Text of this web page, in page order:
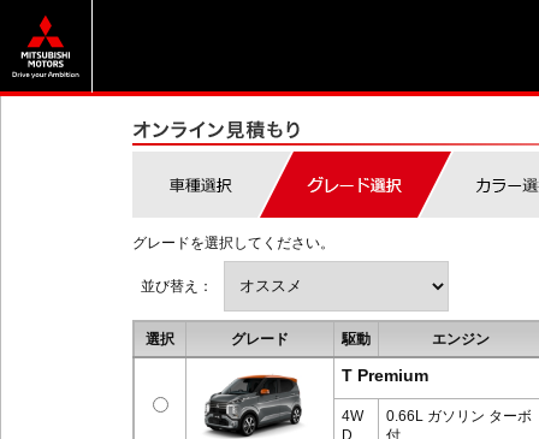
グレードを選択してください。
並び替え：
選択 グレード 駆動 エンジン
T Premium
4W
D
0.66L ガソリン ターボ
付